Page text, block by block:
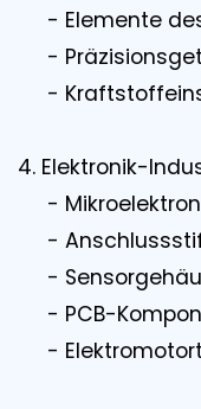
- Elemente
-
-
4. Elektronik-
-
-
-
- PCB-
-